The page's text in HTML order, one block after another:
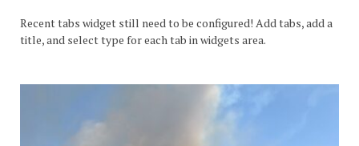
Recent tabs widget still need to be configured! Add tabs, add a
title, and select type for each tab in widgets area.